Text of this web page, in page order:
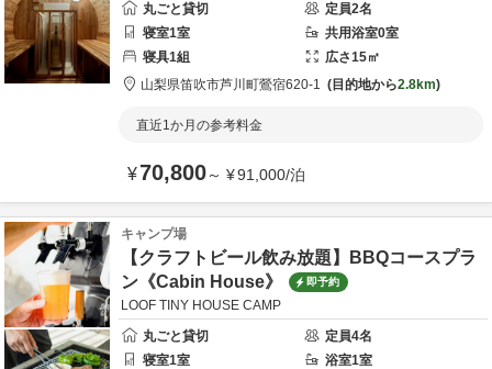
丸ごと貸切
定員2名
寝室1室 共用浴室0室
寝具1組 広さ15㎡
山梨県笛吹市芦川町鶯宿620-1 目的地から2.8km
直近1か月の参考料金
¥70,800～ ¥91,000/泊
キャンプ場
【クラフトビール飲み放題】BBQコースプラ
ン《Cabin House》
即予約
LOOF TINY HOUSE CAMP
丸ごと貸切
定員4名
寝室1室 浴室1室